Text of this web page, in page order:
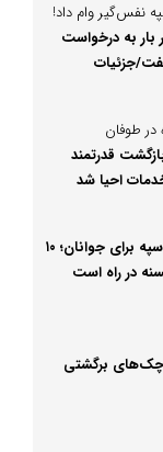
نفس‌گیر وام داد!
۳۱ هزار بار به درخواست
جزئیات
در طوفان
قدرتمند
خبر خوش بانک سپه برای جوانان؛ ۱۰
در راه است
برگشتی